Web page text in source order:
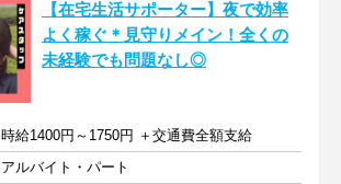
【在宅生活サポーター】夜で効率
よく稼ぐ＊見守りメイン！全くの
未経験でも問題なし◎
時給1400円～1750円 ＋交通費全額支給
アルバイト・パート